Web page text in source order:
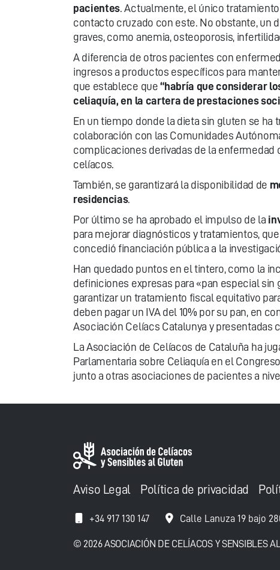
pacientes. Actualmente, el único
contacto cruzado con este. No obstante, un
graves, como anemia, osteoporosis,
A diferencia de otros pacientes con
ingresos a productos específicos para
que establece que“habría que considerar
celiaquía, en la cartera de prestaciones
En un tiempo donde la dieta sin gluten se
colaboración con las Comunidades
complicaciones derivadas de la enfermedad
celíacos.
También, se garantizará la disponibilidad de
residencias.
Por último se ha aprobado el impulso de la
para mejorar diagnósticos y tratamientos,
concedió financiación pública a la
Han quedado puntos en el tintero, como la
definiciones expresas para «pan especial
garantizar un tratamiento fiscal equitativo
deben pagar un IVA del 10% por su pan, en
Asociación Celíacs Catalunya y presentadas
La Asociación de Celíacos de Cataluña ha
Parlamentaria sobre Celiaquía en el
junto a otras asociaciones de pacientes a
Aviso Legal Política de privacidad
+34 917 130 147 Calle Lanuza 19 bajo
© 2026 ASOCIACIÓN DE CELÍACOS Y SENSIBLES